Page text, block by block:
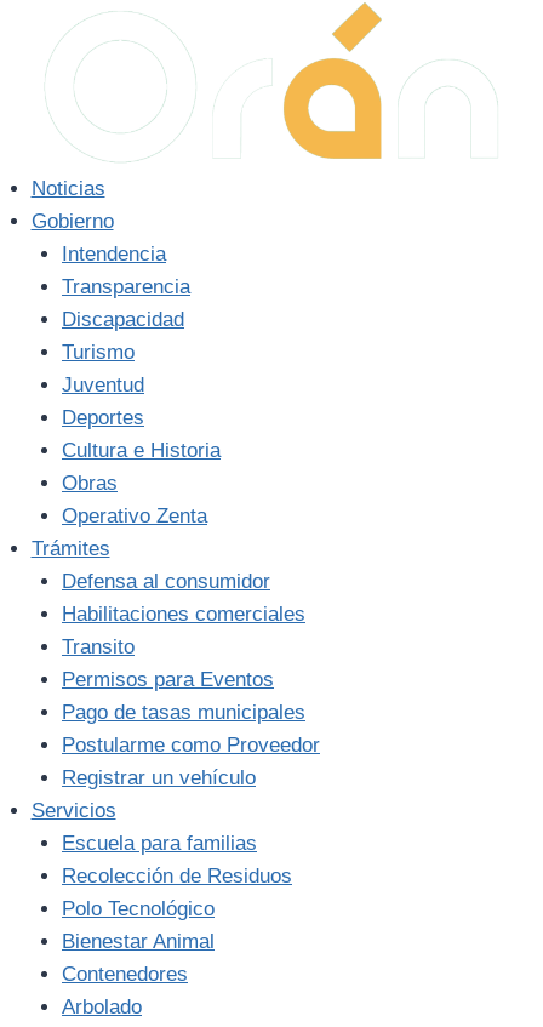
contenido
Noticias
Gobierno
Intendencia
Transparencia
Discapacidad
Turismo
Juventud
Deportes
Cultura e Historia
Obras
Operativo Zenta
Trámites
Defensa al consumidor
Habilitaciones comerciales
Transito
Permisos para Eventos
Pago de tasas municipales
Postularme como Proveedor
Registrar un vehículo
Servicios
Escuela para familias
Recolección de Residuos
Polo Tecnológico
Bienestar Animal
Contenedores
Arbolado